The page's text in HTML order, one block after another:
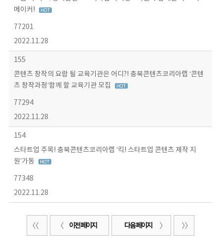
메이커!
77201
2022.11.28
155
콘텐츠 창작의 요람 될 교육기관은 어디?! 충북콘텐츠코리아랩 ‘콘텐
츠 창작과정’함께 할 교육기관 모집
77294
2022.11.28
154
스타트업 주목! 충북콘텐츠코리아랩 ‘킥! 스타트업 콘텐츠 제작 지
원’가동
77348
2022.11.28
이전 페이지 다음 페이지